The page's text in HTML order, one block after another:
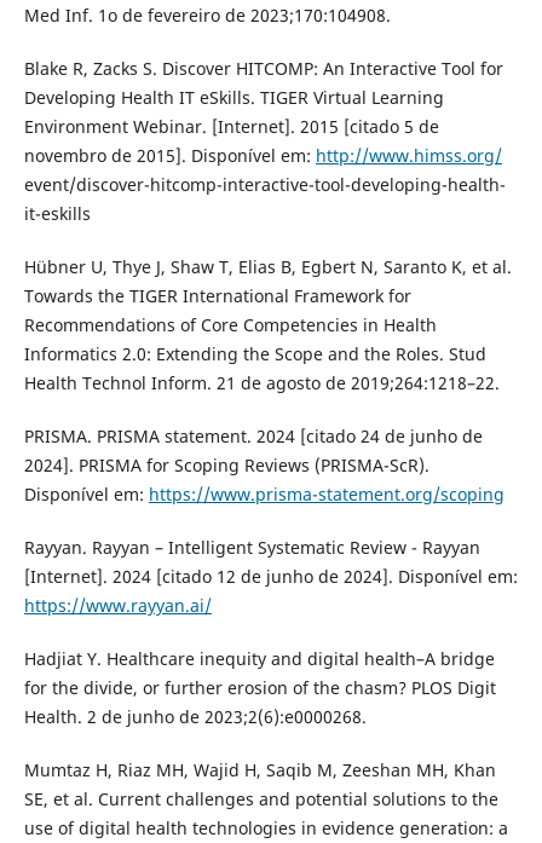
Med Inf. 1o de fevereiro de 2023;170:104908.
Blake R, Zacks S. Discover HITCOMP: An Interactive Tool for
Developing Health IT eSkills. TIGER Virtual Learning
Environment Webinar. [Internet]. 2015 [citado 5 de
novembro de 2015]. Disponível em: http://www.himss.org/
event/discover-hitcomp-interactive-tool-developing-health-
it-eskills
Hübner U, Thye J, Shaw T, Elias B, Egbert N, Saranto K, et al.
Towards the TIGER International Framework for
Recommendations of Core Competencies in Health
Informatics 2.0: Extending the Scope and the Roles. Stud
Health Technol Inform. 21 de agosto de 2019;264:1218–22.
PRISMA. PRISMA statement. 2024 [citado 24 de junho de
2024]. PRISMA for Scoping Reviews (PRISMA-ScR).
Disponível em: https://www.prisma-statement.org/scoping
Rayyan. Rayyan – Intelligent Systematic Review - Rayyan
[Internet]. 2024 [citado 12 de junho de 2024]. Disponível em:
https://www.rayyan.ai/
Hadjiat Y. Healthcare inequity and digital health–A bridge
for the divide, or further erosion of the chasm? PLOS Digit
Health. 2 de junho de 2023;2(6):e0000268.
Mumtaz H, Riaz MH, Wajid H, Saqib M, Zeeshan MH, Khan
SE, et al. Current challenges and potential solutions to the
use of digital health technologies in evidence generation: a